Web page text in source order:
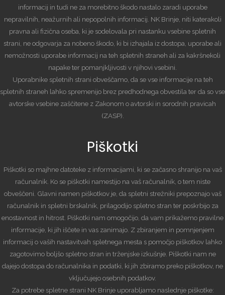
informacij in tudi ne za morebitno škodo nastalo zaradi uporabe
nepravilnih, neažurnih ali nepopolnih informacij. NK Brinje, niti katerakoli
pravna ali fizična oseba, ki je sodelovala pri nastanku vsebine spletnih
strani, ne odgovarja za nobeno škodo, ki bi izhajala iz dostopa, uporabe ali
nemožnosti uporabe informacij na teh spletnih straneh ali za kakršnekoli
napake ter pomanjkljivosti v njihovi vsebini.
Uporabnike spletnih strani obveščamo, da se vse informacije na teh
spletnih straneh lahko spremenijo brez predhodnega obvestila ter da so vse
avtorske vsebine zaščitene z Zakonom o avtorski in sorodnih pravicah
(ZASP).
Piškotki
Piškotki so majhne datoteke z informacijami, ki se začasno shranijo na vaš
računalnik. Ko se piškotki namestijo na vaš računalnik, o tem niste
obveščeni. Glavni namen piškotkov je, da spletni strežniki prepoznajo vaš
računalnik in spletni brskalnik, prilagodijo spletno stran ter poskrbijo za
enostavnost in hitrost. Piškotki nam omogočijo, da vam prikažemo pravilne
informacije, ki jih iščete in vas zanimajo. Z zbiranjem in pomnjenjem
informacij o vaših nastavitvah spletnega mesta s pomočjo piškotkov lahko
zagotovimo boljšo spletno stran in trženjske izkušnje. Piškotki nam ne
dajejo dostopa do računalnika in podatki, ki jih zbiramo preko piškotkov, ne
vključujejo osebnih podatkov.
Za potrebe spletne strani NK Brinje uporabljamo naslednje piškotke: